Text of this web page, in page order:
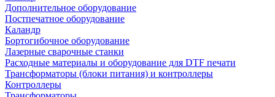
Дополнительное оборудование
Постпечатное оборудование
Каландр
Бортогибочное оборудование
Лазерные сварочные станки
Расходные материалы и оборудование для DTF печати
Трансформаторы (блоки питания) и контроллеры
Контроллеры